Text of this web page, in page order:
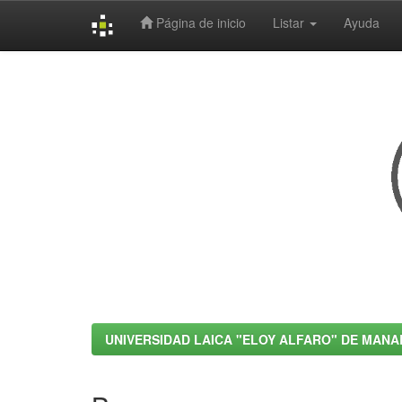
Página de inicio Listar Ayuda
UNIVERSIDAD LAICA "ELOY ALFARO" DE